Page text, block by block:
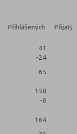
Přihlášených
41
-24
65
158
-6
164